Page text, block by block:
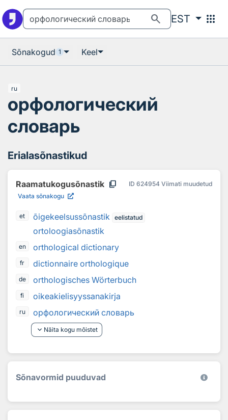
search EST apps
Sõnakogud 1 Keel
ru
орфологический
словарь
Erialasõnastikud
Raamatukogusõnastik content_copy ID 624954 Viimati muudetud
Vaata sõnakogu
et õigekeelsussõnastik eelistatud
ortoloogiasõnastik
en orthological dictionary
fr dictionnaire orthologique
de orthologisches Wörterbuch
fi oikeakielisyyssanakirja
ru
орфологический словарь
keyboard_arrow_down Näita kogu mõistet
Sõnavormid puuduvad